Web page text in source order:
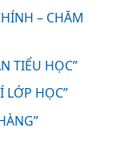
– CHĂM
TIỂU HỌC”
LỚP HỌC”